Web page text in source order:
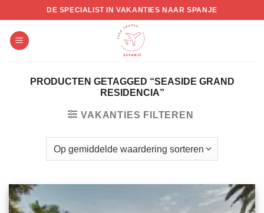
to
content
DE SPECIALIST IN VAKANTIES NAAR SPANJE
PRODUCTEN GETAGGED “SEASIDE GRAND
RESIDENCIA”
VAKANTIES FILTEREN